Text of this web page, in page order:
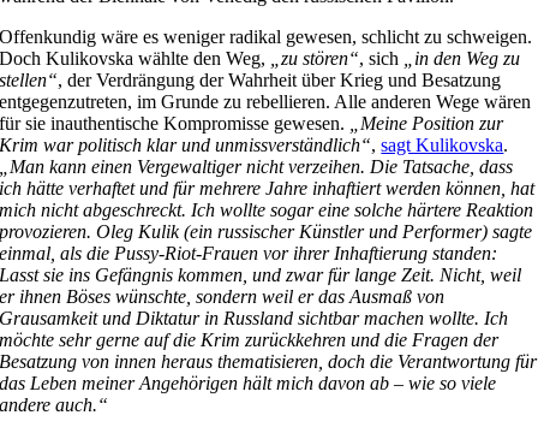
Offenkundig wäre es weniger radikal gewesen, schlicht zu schweigen.
Doch Kulikovska wählte den Weg,
„zu stören“, sich
„in den Weg zu
stellen“, der Verdrängung der Wahrheit über Krieg und Besatzung
entgegenzutreten, im Grunde zu rebellieren. Alle anderen Wege wären
für sie inauthentische Kompromisse gewesen.
„Meine Position zur
Krim war politisch klar und unmissverständlich“,sagt Kulikovska.
„Man kann einen Vergewaltiger nicht verzeihen. Die Tatsache, dass
ich hätte verhaftet und für mehrere Jahre inhaftiert werden können, hat
mich nicht abgeschreckt. Ich wollte sogar eine solche härtere Reaktion
provozieren. Oleg Kulik (ein russischer Künstler und Performer) sagte
einmal, als die Pussy-Riot-Frauen vor ihrer Inhaftierung standen:
Lasst sie ins Gefängnis kommen, und zwar für lange Zeit. Nicht, weil
er ihnen Böses wünschte, sondern weil er das Ausmaß von
Grausamkeit und Diktatur in Russland sichtbar machen wollte. Ich
möchte sehr gerne auf die Krim zurückkehren und die Fragen der
Besatzung von innen heraus thematisieren, doch die Verantwortung für
das Leben meiner Angehörigen hält mich davon ab – wie so viele
andere auch.“